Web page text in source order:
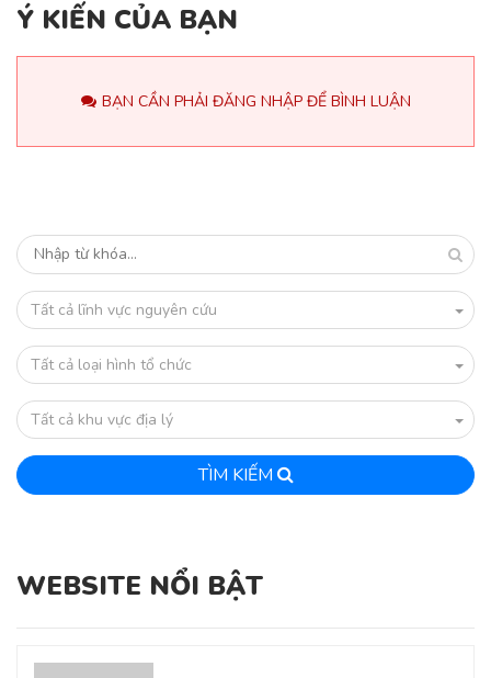
Ý KIẾN CỦA BẠN
BẠN CẦN PHẢI ĐĂNG NHẬP ĐỂ BÌNH LUẬN
Tất cả lĩnh vực nguyên cứu
Tất cả loại hình tổ chức
Tất cả khu vực địa lý
TÌM KIẾM
WEBSITE NỔI BẬT